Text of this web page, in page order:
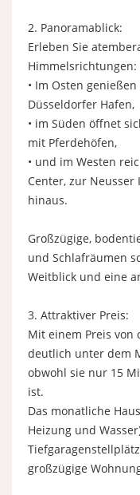
2. Panoramablick:
Erleben Sie
Himmelsrichtungen:
• Im Osten
Düsseldorfer Hafen,
• im Süden öffnet
mit Pferdehöfen,
• und im Westen
Center, zur
hinaus.
Großzügige,
und Schlafräumen
Weitblick und eine
3. Attraktiver Preis:
Mit einem Preis von
deutlich unter dem
obwohl sie nur 15
ist.
Das monatliche
Heizung und
großzügige